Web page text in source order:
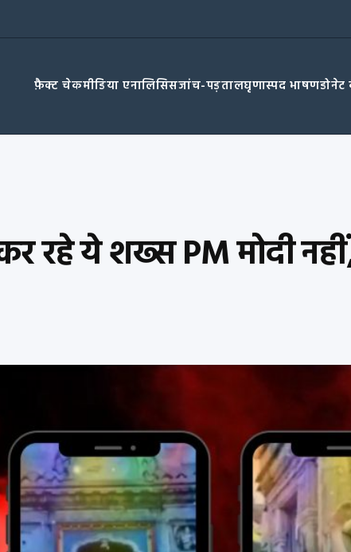
फ़ैक्ट चेकमीडिया एनालिसिसजांच-पड़तालघृणास्पद भाषण
रहे ये शख्स PM मोदी